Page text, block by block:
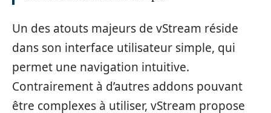
Un des atouts majeurs de vStream réside
dans son interface utilisateur simple, qui
permet une navigation intuitive.
Contrairement à d’autres addons pouvant
être complexes à utiliser, vStream propose